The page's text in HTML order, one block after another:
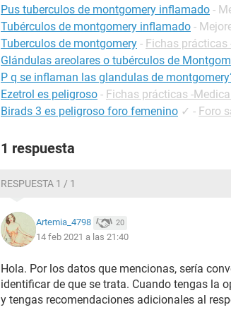
Pus tuberculos de montgomery inflamado -
Tubérculos de montgomery inflamado -
Tuberculos de montgomery - Fichas prácticas
Glándulas areolares o tubérculos de
P q se inflaman las glandulas de
Ezetrol es peligroso - Fichas prácticas -
Birads 3 es peligroso foro femenino ✓ - Foro
1 respuesta
RESPUESTA 1 / 1
Artemia_4798 20
14 feb 2021 a las 21:40
Hola. Por los datos que mencionas, sería
identificar de que se trata. Cuando tengas la
y tengas recomendaciones adicionales al